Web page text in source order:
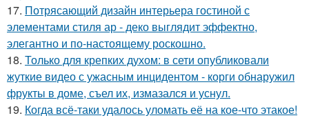
17. Потрясающий дизайн интерьера гостиной с
элементами стиля ар - деко выглядит эффектно,
элегантно и по-настоящему роскошно.
18. Только для крепких духом: в сети опубликовали
жуткие видео с ужасным инцидентом - корги обнаружил
фрукты в доме, съел их, измазался и уснул.
19. Когда всё-таки удалось уломать её на кое-что этакое!